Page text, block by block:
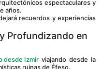
espectaculares y
años.
Profundizando en
desde Izmir viajando desde la
ruinas de Éfeso.